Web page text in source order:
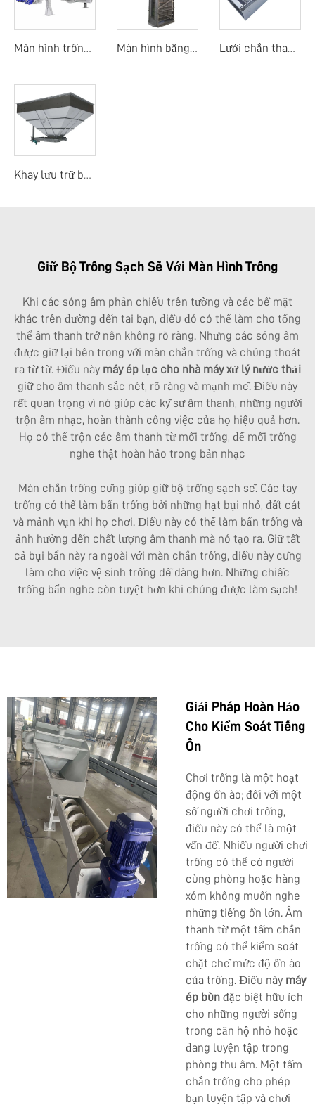
Màn hình trống quay mịn Màn hình băng dòng trung tâm Lưới chắn thanh mảnh
Khay lưu trữ bùn
Giữ Bộ Trống Sạch Sẽ Với Màn Hình Trống
Khi các sóng âm phản chiếu trên tường và các bề mặt
khác trên đường đến tai bạn, điều đó có thể làm cho tổng
thể âm thanh trở nên không rõ ràng. Nhưng các sóng âm
được giữ lại bên trong với màn chắn trống và chúng thoát
ra từ từ. Điều này máy ép lọc cho nhà máy xử lý nước thải
giữ cho âm thanh sắc nét, rõ ràng và mạnh mẽ. Điều này
rất quan trọng vì nó giúp các kỹ sư âm thanh, những người
trộn âm nhạc, hoàn thành công việc của họ hiệu quả hơn.
Họ có thể trộn các âm thanh từ mỗi trống, để mỗi trống
nghe thật hoàn hảo trong bản nhạc
Màn chắn trống cũng giúp giữ bộ trống sạch sẽ. Các tay
trống có thể làm bẩn trống bởi những hạt bụi nhỏ, đất cát
và mảnh vụn khi họ chơi. Điều này có thể làm bẩn trống và
ảnh hưởng đến chất lượng âm thanh mà nó tạo ra. Giữ tất
cả bụi bẩn này ra ngoài với màn chắn trống, điều này cũng
làm cho việc vệ sinh trống dễ dàng hơn. Những chiếc
trống bẩn nghe còn tuyệt hơn khi chúng được làm sạch!
Giải Pháp Hoàn Hảo
Cho Kiểm Soát Tiếng
Ồn
Chơi trống là một hoạt
động ồn ào; đối với một
số người chơi trống,
điều này có thể là một
vấn đề. Nhiều người chơi
trống có thể có người
cùng phòng hoặc hàng
xóm không muốn nghe
những tiếng ồn lớn. Âm
thanh từ một tấm chắn
trống có thể kiểm soát
chặt chẽ mức độ ồn ào
của trống. Điều này máy
ép bùn đặc biệt hữu ích
cho những người sống
trong căn hộ nhỏ hoặc
đang luyện tập trong
phòng thu âm. Một tấm
chắn trống cho phép
bạn luyện tập và chơi